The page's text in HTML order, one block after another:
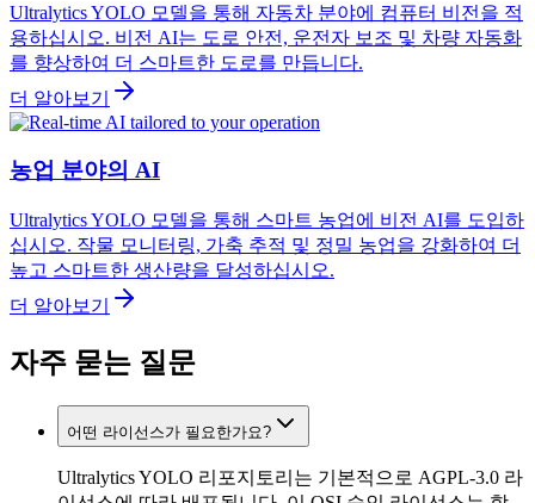
Ultralytics YOLO 모델을 통해 자동차 분야에 컴퓨터 비전을 적
용하십시오. 비전 AI는 도로 안전, 운전자 보조 및 차량 자동화
를 향상하여 더 스마트한 도로를 만듭니다.
더 알아보기
농업 분야의 AI
Ultralytics YOLO 모델을 통해 스마트 농업에 비전 AI를 도입하
십시오. 작물 모니터링, 가축 추적 및 정밀 농업을 강화하여 더
높고 스마트한 생산량을 달성하십시오.
더 알아보기
자주 묻는 질문
어떤 라이선스가 필요한가요?
Ultralytics YOLO 리포지토리는 기본적으로 AGPL-3.0 라